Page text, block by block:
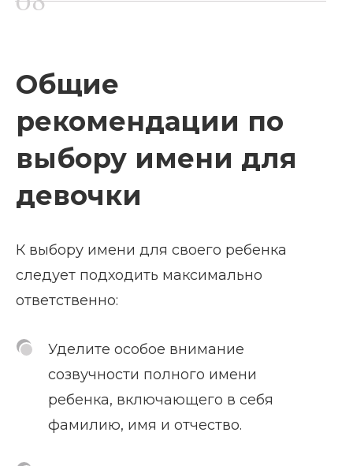
Общие
рекомендации по
выбору имени для
девочки
К выбору имени для своего ребенка
следует подходить максимально
ответственно:
Уделите особое внимание
созвучности полного имени
ребенка, включающего в себя
фамилию, имя и отчество.